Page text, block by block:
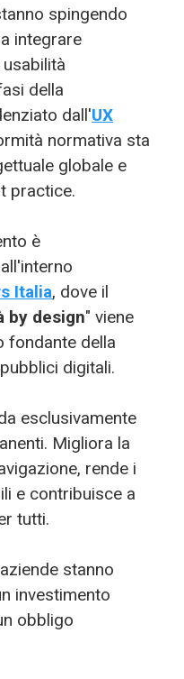
spingendo
integrare
della
dall'UX
normativa sta
globale e
practice.
è
Italia, dove il
by design" viene
fondante della
digitali.
esclusivamente
Migliora la
rende i
e contribuisce a
tutti.
stanno
investimento
obbligo